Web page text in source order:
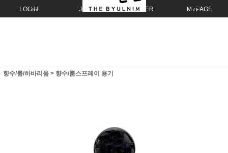
LOGIN JOIN ORDER MYPAGE
향수/룸/하바리움 > 향수/룸스프레이 용기